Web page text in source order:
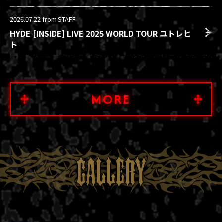
2026.07.22from STAFF
HYDE [INSIDE] LIVE 2025 WORLD TOUR ユトレヒ
ト
MORE
GALLERY